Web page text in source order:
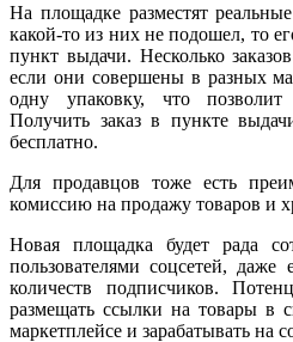
На площадке разместят
какой-то из них не подошел, то
пункт выдачи. Несколько
если они совершены в разных
одну упаковку, что позволит
Получить заказ в пункте
бесплатно.
Для продавцов тоже есть
комиссию на продажу товаров и
Новая площадка будет рада
пользователями соцсетей,
количеств подписчиков.
размещать ссылки на товары в
маркетплейсе и зарабатывать на